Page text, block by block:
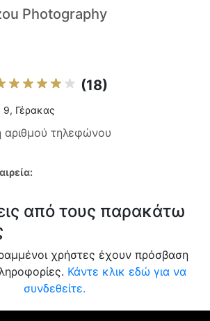
Photography
(18)
Γέρακας
αριθμού τηλεφώνου
από τους παρακάτω
χρήστες έχουν πρόσβαση
Κάντε κλικ εδώ για να
συνδεθείτε.